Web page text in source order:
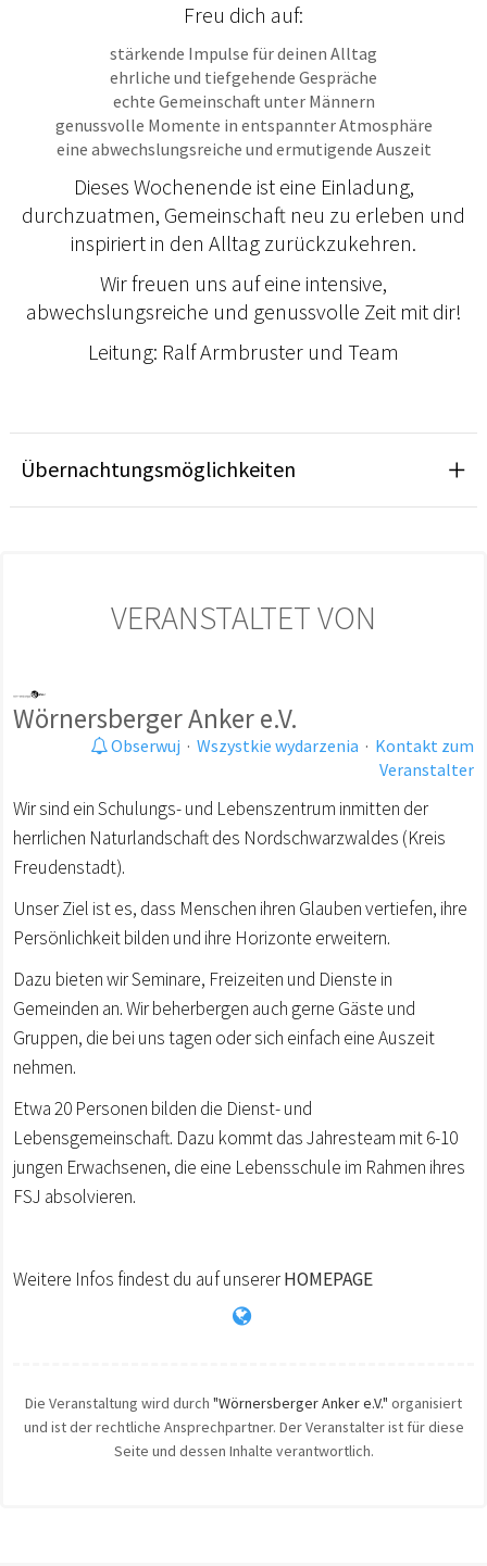
Freu dich auf:
stärkende Impulse für deinen Alltag
ehrliche und tiefgehende Gespräche
echte Gemeinschaft unter Männern
genussvolle Momente in entspannter Atmosphäre
eine abwechslungsreiche und ermutigende Auszeit
Dieses Wochenende ist eine Einladung,
durchzuatmen, Gemeinschaft neu zu erleben und
inspiriert in den Alltag zurückzukehren.
Wir freuen uns auf eine intensive,
abwechslungsreiche und genussvolle Zeit mit dir!
Leitung: Ralf Armbruster und Team
Übernachtungsmöglichkeiten
VERANSTALTET VON
Wörnersberger Anker e.V.
Obserwuj · Wszystkie wydarzenia · Kontakt zum
Veranstalter
Wir sind ein Schulungs- und Lebenszentrum inmitten der
herrlichen Naturlandschaft des Nordschwarzwaldes (Kreis
Freudenstadt).
Unser Ziel ist es, dass Menschen ihren Glauben vertiefen, ihre
Persönlichkeit bilden und ihre Horizonte erweitern.
Dazu bieten wir Seminare, Freizeiten und Dienste in
Gemeinden an. Wir beherbergen auch gerne Gäste und
Gruppen, die bei uns tagen oder sich einfach eine Auszeit
nehmen.
Etwa 20 Personen bilden die Dienst- und
Lebensgemeinschaft. Dazu kommt das Jahresteam mit 6-10
jungen Erwachsenen, die eine Lebensschule im Rahmen ihres
FSJ absolvieren.
Weitere Infos findest du auf unsererHOMEPAGE
Die Veranstaltung wird durch "Wörnersberger Anker e.V." organisiert
und ist der rechtliche Ansprechpartner. Der Veranstalter ist für diese
Seite und dessen Inhalte verantwortlich.